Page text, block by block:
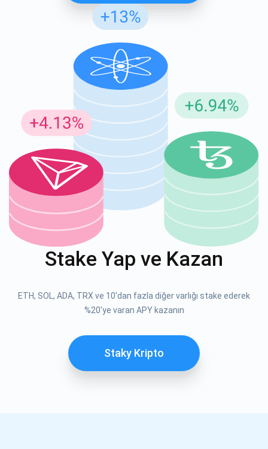
Stake Yap ve Kazan
ETH, SOL, ADA, TRX ve 10'dan fazla diğer varlığı stake ederek
%20'ye varan APY kazanın
Staky Kripto
Atomic
ABONE OL
support@atomicwallet.io
YouTube'umuza göz atın
Güncellemeler için Abone Ol
En son proje güncellemelerini ve kripto kılavuzlarını ilk alan
siz olun